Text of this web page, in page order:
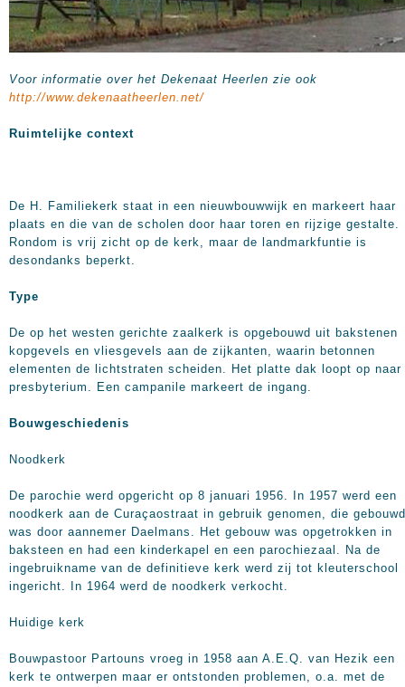
Voor informatie over het Dekenaat Heerlen zie ook
http://www.dekenaatheerlen.net/
Ruimtelijke context
De H. Familiekerk staat in een nieuwbouwwijk en markeert haar
plaats en die van de scholen door haar toren en rijzige gestalte.
Rondom is vrij zicht op de kerk, maar de landmarkfuntie is
desondanks beperkt.
Type
De op het westen gerichte zaalkerk is opgebouwd uit bakstenen
kopgevels en vliesgevels aan de zijkanten, waarin betonnen
elementen de lichtstraten scheiden. Het platte dak loopt op naar
presbyterium. Een campanile markeert de ingang.
Bouwgeschiedenis
Noodkerk
De parochie werd opgericht op 8 januari 1956. In 1957 werd een
noodkerk aan de Curaçaostraat in gebruik genomen, die gebouwd
was door aannemer Daelmans. Het gebouw was opgetrokken in
baksteen en had een kinderkapel en een parochiezaal. Na de
ingebruikname van de definitieve kerk werd zij tot kleuterschool
ingericht. In 1964 werd de noodkerk verkocht.
Huidige kerk
Bouwpastoor Partouns vroeg in 1958 aan A.E.Q. van Hezik een
kerk te ontwerpen maar er ontstonden problemen, o.a. met de